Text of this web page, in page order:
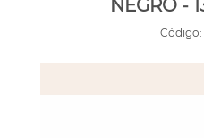
NEGRO -
Código: